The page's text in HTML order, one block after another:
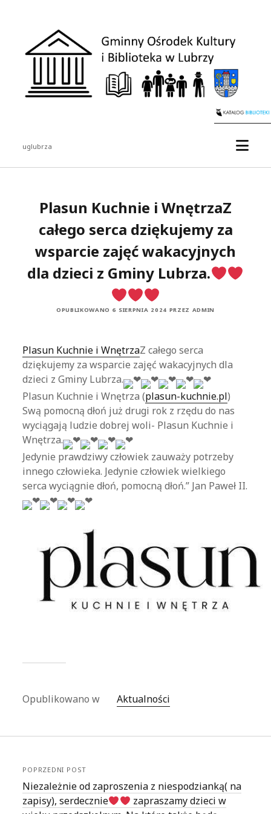
Kultury
Biblioteka
uglubrza
bocznyPlasun Kuchnie i WnętrzaZ
całego serca dziękujemy za
wsparcie zajęć wakacyjnych
dla dzieci z Gminy Lubrza.
OPUBLIKOWANO 6 SIERPNIA 2024 PRZEZ ADMIN
Plasun Kuchnie i WnętrzaZ całego serca
dziękujemy za wsparcie zajęć wakacyjnych dla
dzieci z Gminy Lubrza.
Plasun Kuchnie i Wnętrza (plasun-kuchnie.pl)
Swą pomocną dłoń już drugi rok z rzędu do nas
wyciągają ludzie dobrej woli- Plasun Kuchnie i
Wnętrza.
Jedynie prawdziwy człowiek zauważy potrzeby
innego człowieka. Jedynie człowiek wielkiego
serca wyciągnie dłoń, pomocną dłoń.” Jan Paweł II.
Opublikowano w Aktualności
POPRZEDNI POST
Niezależnie od zaproszenia z niespodzianką( na
zapisy), serdecznie
zapraszamy dzieci w